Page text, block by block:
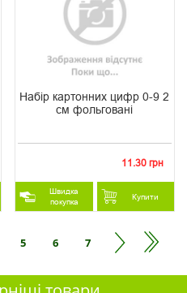
Набір картонних цифр 0-9 2
см фольговані
11.30 грн
Швидка
покупка
Купити
5 6 7